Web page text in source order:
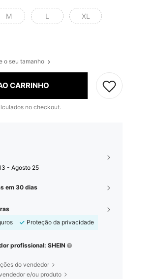
M L XL
o seu tamanho
CARRINHO
no checkout.
- Agosto 25
em 30 dias
Proteção da privacidade
profissional: SHEIN
do vendedor
e/ou produto